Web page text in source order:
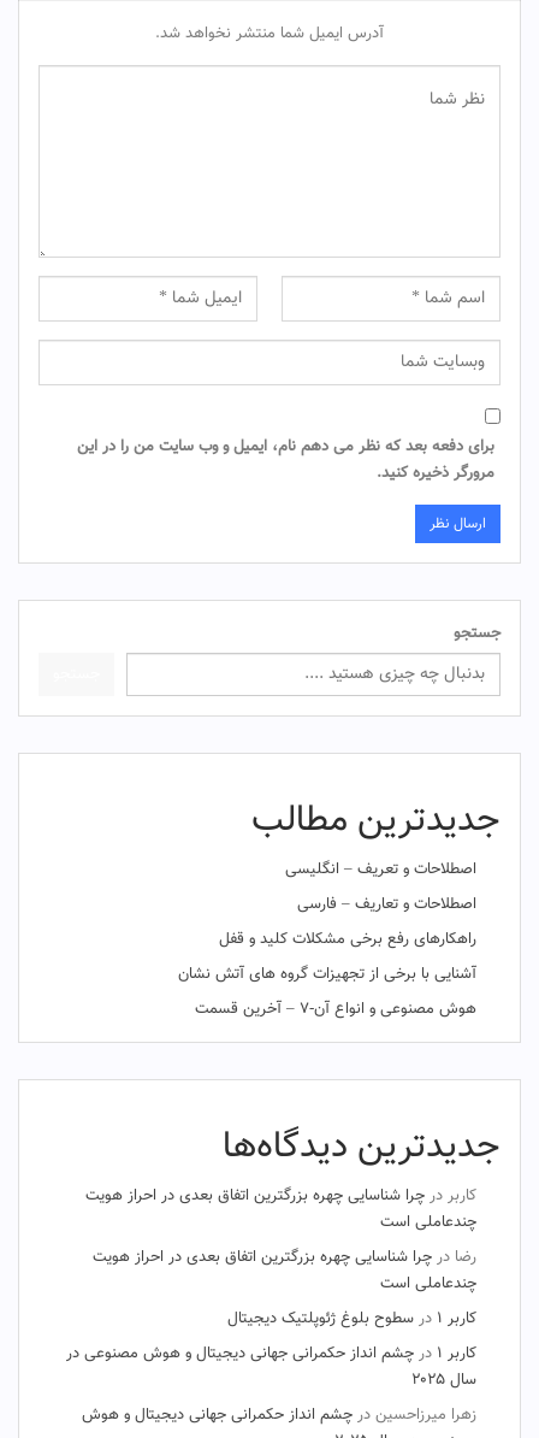
آدرس ایمیل شما منتشر نخواهد شد.
برای دفعه بعد که نظر می دهم نام، ایمیل و وب سایت من را در این
مرورگر ذخیره کنید.
جستجو
جدیدترین مطالب
اصطلاحات و تعریف – انگلیسی
اصطلاحات و تعاریف – فارسی
راهکارهای رفع برخی مشکلات کلید و قفل
آشنایی با برخی از تجهیزات گروه های آتش نشان
هوش مصنوعی و انواع آن-۷ – آخرین قسمت
جدیدترین دیدگاه‌ها
کاربر در چرا شناسایی چهره بزرگترین اتفاق بعدی در احراز هویت
چندعاملی است
رضا در چرا شناسایی چهره بزرگترین اتفاق بعدی در احراز هویت
چندعاملی است
کاربر ۱
در سطوح بلوغ ژئوپلتیک دیجیتال
کاربر ۱
در چشم‌ انداز حکمرانی جهانی دیجیتال و هوش مصنوعی در
سال ۲۰۲۵
زهرا میرزاحسین در چشم‌ انداز حکمرانی جهانی دیجیتال و هوش